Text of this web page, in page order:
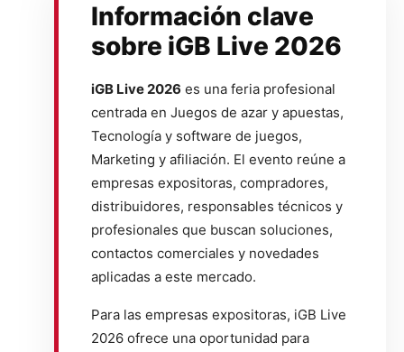
Información clave
sobre iGB Live 2026
iGB Live 2026 es una feria profesional
centrada en Juegos de azar y apuestas,
Tecnología y software de juegos,
Marketing y afiliación. El evento reúne a
empresas expositoras, compradores,
distribuidores, responsables técnicos y
profesionales que buscan soluciones,
contactos comerciales y novedades
aplicadas a este mercado.
Para las empresas expositoras, iGB Live
2026 ofrece una oportunidad para